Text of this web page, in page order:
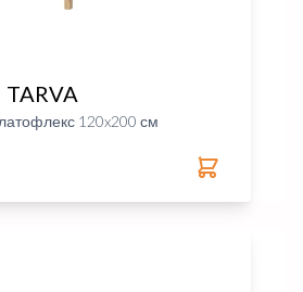
TARVA
120x200 см